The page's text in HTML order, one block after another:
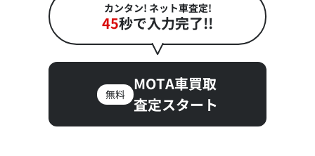
カンタン! ネット車査定!
45秒で入力完了!!
無料
MOTA車買取
査定スタート